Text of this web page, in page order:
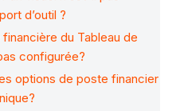
d’outil ?
du Tableau de
configurée?
options de poste financier